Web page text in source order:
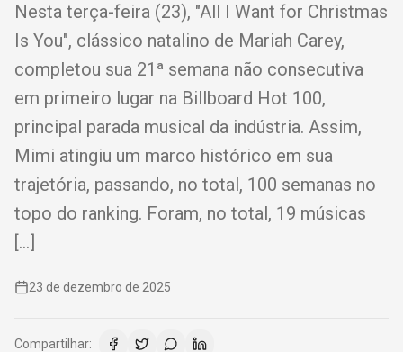
Nesta terça-feira (23), "All I Want for Christmas
Is You", clássico natalino de Mariah Carey,
completou sua 21ª semana não consecutiva
em primeiro lugar na Billboard Hot 100,
principal parada musical da indústria. Assim,
Mimi atingiu um marco histórico em sua
trajetória, passando, no total, 100 semanas no
topo do ranking. Foram, no total, 19 músicas
[…]
23 de dezembro de 2025
Compartilhar: